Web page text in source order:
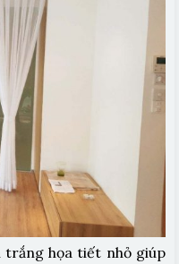
trắng họa tiết nhỏ giúp